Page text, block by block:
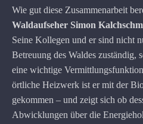
Wie gut diese Zusammenarbeit
Waldaufseher Simon
Seine Kollegen und er sind nicht
Betreuung des Waldes zuständig,
eine wichtige
örtliche Heizwerk ist er mit der
gekommen – und zeigt sich ob
Abwicklungen über die